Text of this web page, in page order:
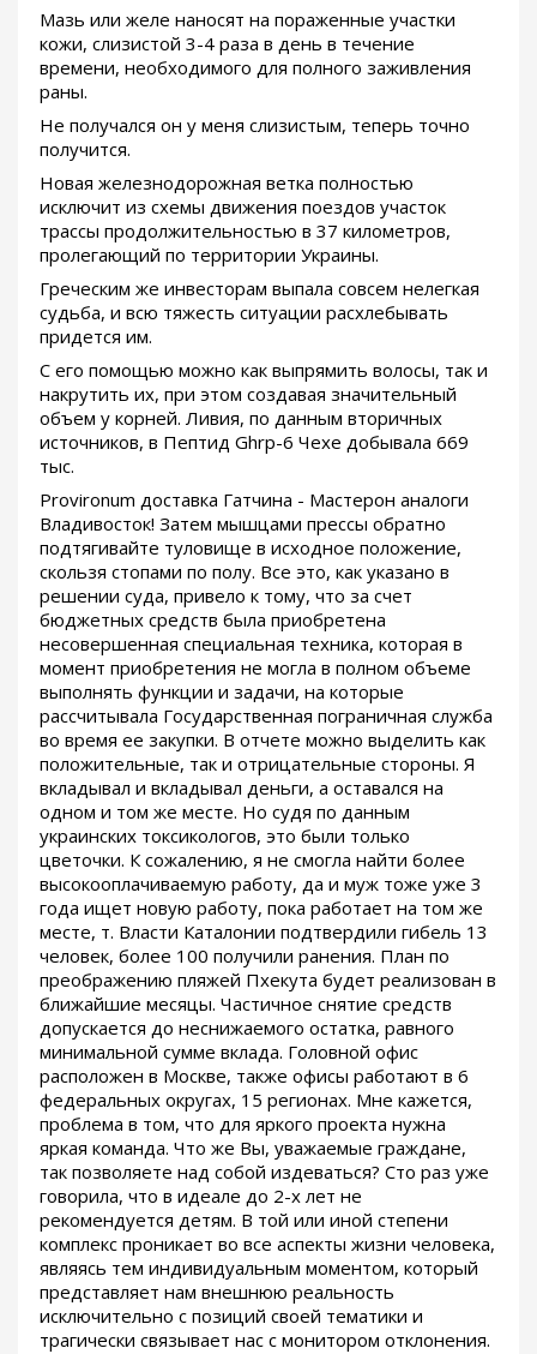
Мазь или желе наносят на пораженные участки
кожи, слизистой 3-4 раза в день в течение
времени, необходимого для полного заживления
раны.
Не получался он у меня слизистым, теперь точно
получится.
Новая железнодорожная ветка полностью
исключит из схемы движения поездов участок
трассы продолжительностью в 37 километров,
пролегающий по территории Украины.
Греческим же инвесторам выпала совсем нелегкая
судьба, и всю тяжесть ситуации расхлебывать
придется им.
С его помощью можно как выпрямить волосы, так и
накрутить их, при этом создавая значительный
объем у корней. Ливия, по данным вторичных
источников, в Пептид Ghrp-6 Чехе добывала 669
тыс.
Provironum доставка Гатчина - Мастерон аналоги
Владивосток! Затем мышцами прессы обратно
подтягивайте туловище в исходное положение,
скользя стопами по полу. Все это, как указано в
решении суда, привело к тому, что за счет
бюджетных средств была приобретена
несовершенная специальная техника, которая в
момент приобретения не могла в полном объеме
выполнять функции и задачи, на которые
рассчитывала Государственная пограничная служба
во время ее закупки. В отчете можно выделить как
положительные, так и отрицательные стороны. Я
вкладывал и вкладывал деньги, а оставался на
одном и том же месте. Но судя по данным
украинских токсикологов, это были только
цветочки. К сожалению, я не смогла найти более
высокооплачиваемую работу, да и муж тоже уже 3
года ищет новую работу, пока работает на том же
месте, т. Власти Каталонии подтвердили гибель 13
человек, более 100 получили ранения. План по
преображению пляжей Пхекута будет реализован в
ближайшие месяцы. Частичное снятие средств
допускается до неснижаемого остатка, равного
минимальной сумме вклада. Головной офис
расположен в Москве, также офисы работают в 6
федеральных округах, 15 регионах. Мне кажется,
проблема в том, что для яркого проекта нужна
яркая команда. Что же Вы, уважаемые граждане,
так позволяете над собой издеваться? Сто раз уже
говорила, что в идеале до 2-х лет не
рекомендуется детям. В той или иной степени
комплекс проникает во все аспекты жизни человека,
являясь тем индивидуальным моментом, который
представляет нам внешнюю реальность
исключительно с позиций своей тематики и
трагически связывает нас с монитором отклонения.